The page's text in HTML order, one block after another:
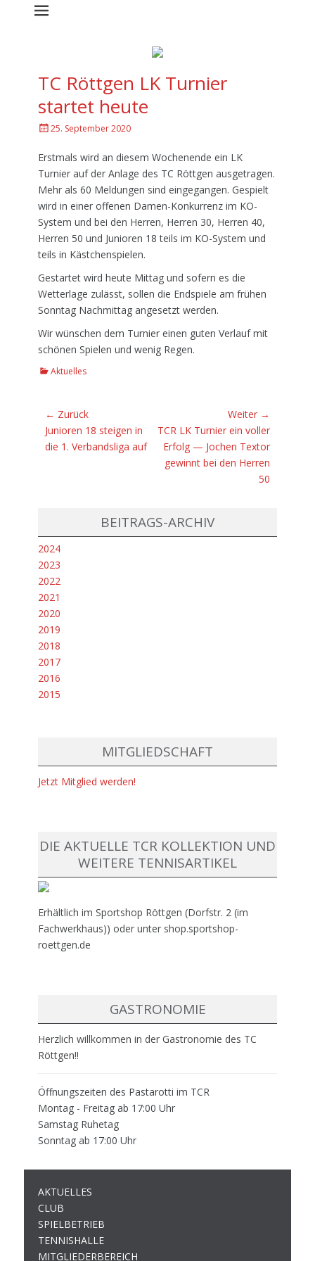
TC Röttgen LK Turnier
startet heute
G
p
o
t
e
d
a
m
25. September 2020
Erstmals wird an diesem Wochenende ein LK
Turnier auf der Anlage des TC Röttgen ausgetragen.
Mehr als 60 Meldungen sind eingegangen. Gespielt
wird in einer offenen Damen-Konkurrenz im KO-
System und bei den Herren, Herren 30, Herren 40,
Herren 50 und Junioren 18 teils im KO-System und
teils in Kästchenspielen.
Gestartet wird heute Mittag und sofern es die
Wetterlage zulässt, sollen die Endspiele am frühen
Sonntag Nachmittag angesetzt werden.
Wir wünschen dem Turnier einen guten Verlauf mit
schönen Spielen und wenig Regen.
K
Aktuelles
Beitragsnavigation
← Zurück
Vorhergehender
Beitrag:
Junioren 18 steigen in
die 1. Verbandsliga auf
Weiter →
Nächster
Beitrag:
TCR LK Turnier ein voller
Erfolg — Jochen Textor
gewinnt bei den Herren
50
BEITRAGS-ARCHIV
2024
2023
2022
2021
2020
2019
2018
2017
2016
2015
MITGLIEDSCHAFT
Jetzt Mitglied werden!
DIE AKTUELLE TCR KOLLEKTION UND
WEITERE TENNISARTIKEL
Erhältlich im Sportshop Röttgen (Dorfstr. 2 (im
Fachwerkhaus)) oder unter shop.sportshop-
roettgen.de
GASTRONOMIE
Herzlich willkommen in der Gastronomie des TC
Röttgen!!
Öffnungszeiten des Pastarotti im TCR
Montag - Freitag ab 17:00 Uhr
Samstag Ruhetag
Sonntag ab 17:00 Uhr
AKTUELLES
CLUB
SPIELBETRIEB
TENNISHALLE
MITGLIEDERBEREICH